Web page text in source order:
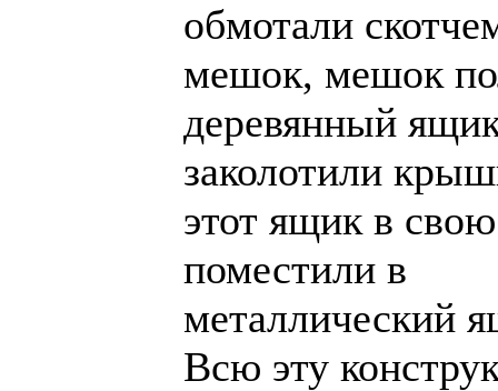
обмотали
мешок, мешок
деревянный
заколотили
этот ящик в
поместили в
металлический
Всю эту